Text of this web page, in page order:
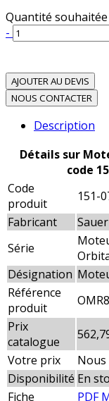
Quantité souhaitée
-
AJOUTER AU DEVIS
NOUS CONTACTER
Description
Détails sur
code
Code
produit
151-
Fabricant
Série
Désignation
Référence
produit
Prix
catalogue
Votre prix
Disponibilité En
Fiche
PDF